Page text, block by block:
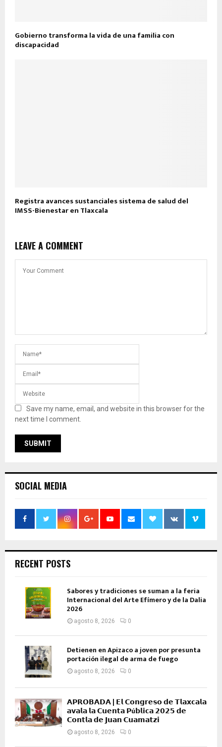
Gobierno transforma la vida de una familia con
discapacidad
Registra avances sustanciales sistema de salud del
IMSS-Bienestar en Tlaxcala
LEAVE A COMMENT
Save my name, email, and website in this browser for the
next time I comment.
SOCIAL MEDIA
RECENT POSTS
Sabores y tradiciones se suman a la feria
Internacional del Arte Efímero y de la Dalia
2026
agosto 8, 2026 0
Detienen en Apizaco a joven por presunta
portación ilegal de arma de fuego
agosto 8, 2026 0
𝗔𝗣𝗥𝗢𝗕𝗔𝗗𝗔 | 𝗘𝗹 𝗖𝗼𝗻𝗴𝗿𝗲𝘀𝗼 𝗱𝗲 𝗧𝗹𝗮𝘅𝗰𝗮𝗹𝗮
𝗮𝘃𝗮𝗹𝗮 𝗹𝗮 𝗖𝘂𝗲𝗻𝘁𝗮 𝗣ú𝗯𝗹𝗶𝗰𝗮 𝟮𝟬𝟮𝟱 𝗱𝗲
𝗖𝗼𝗻𝘁𝗹𝗮 𝗱𝗲 𝗝𝘂𝗮𝗻 𝗖𝘂𝗮𝗺𝗮𝘁𝘇𝗶
agosto 8, 2026 0